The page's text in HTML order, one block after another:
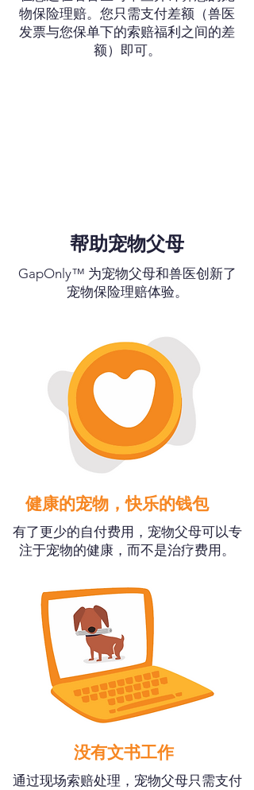
物保险理赔。您只需支付差额（兽医
发票与您保单下的索赔福利之间的差
额）即可。
帮助宠物父母
GapOnly™ 为宠物父母和兽医创新了
宠物保险理赔体验。
健康的宠物，快乐的钱包
有了更少的自付费用，宠物父母可以专
注于宠物的健康，而不是治疗费用。
没有文书工作
通过现场索赔处理，宠物父母只需支付